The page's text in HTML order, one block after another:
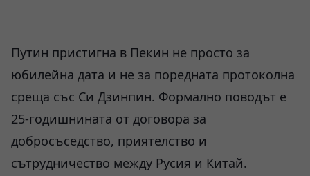
Путин пристигна в Пекин не просто за
юбилейна дата и не за поредната протоколна
среща със Си Дзинпин. Формално поводът е
25-годишнината от договора за
добросъседство, приятелство и
сътрудничество между Русия и Китай.